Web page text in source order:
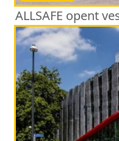
ALLSAFE opent